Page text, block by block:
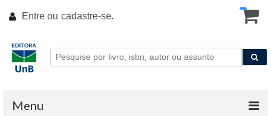
Entre ou cadastre-se.
Menu